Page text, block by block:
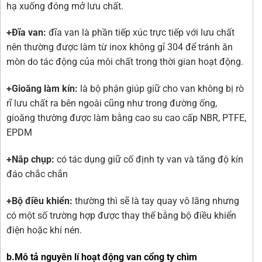
hạ xuống đóng mở lưu chất.
+Đĩa van: đĩa van là phần tiếp xúc trực tiếp với lưu chất
nên thường được làm từ inox không gỉ 304 để tránh ăn
mòn do tác động của môi chất trong thời gian hoạt động.
+Gioăng làm kín: là bộ phận giúp giữ cho van không bị rò
rĩ lưu chất ra bên ngoài cũng như trong đường ống,
gioăng thường được làm bằng cao su cao cấp NBR, PTFE,
EPDM
+Nắp chụp: có tác dụng giữ cố định ty van và tăng độ kín
đáo chắc chắn
+Bộ điều khiển: thường thì sẽ là tay quay vô lăng nhưng
có một số trường hợp được thay thế bằng bộ điều khiển
điện hoặc khí nén.
b.Mô tả nguyên lí hoạt động van cổng ty chìm